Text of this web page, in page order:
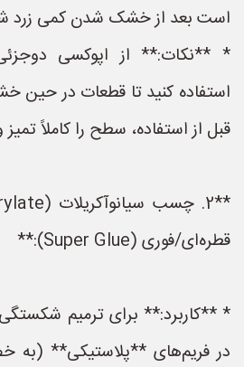
است بعد از خشک شدن کمی زرد
* **نکات:** از اپوکسی
استفاده کنید تا قطعات در
قبل از استفاده، سطح را کاملاً
قطره‌ای/فوری (Super Glue):**
* **کاربرد:** برای ترمیم
در فریم‌های **پلاستیکی** (به